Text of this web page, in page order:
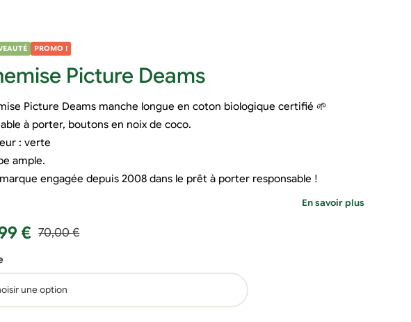
PROMO !
Picture Deams
Picture Deams manche longue en coton biologique certifié 🌱
à porter, boutons en noix de coco.
: verte
ample.
engagée depuis 2008 dans le prêt à porter responsable !
En savoir plus
70,00€
:
€.
€
:
€.